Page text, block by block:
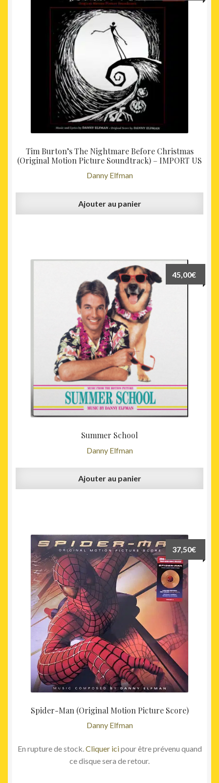
Tim Burton’s The Nightmare Before Christmas
(Original Motion Picture Soundtrack) – IMPORT US
Danny Elfman
Ajouter au panier
Summer School
Danny Elfman
45,00€
Ajouter au panier
Spider-Man (Original Motion Picture Score)
Danny Elfman
37,50€
En rupture de stock.Cliquer icipour être prévenu quand
ce disque sera de retour.